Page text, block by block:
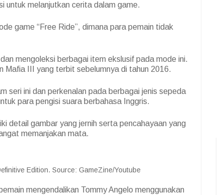
untuk melanjutkan cerita dalam game.
game “Free Ride”, dimana para pemain tidak
mengoleksi berbagai item ekslusif pada mode ini.
Mafia III yang terbit sebelumnya di tahun 2016.
seri ini dan perkenalan pada berbagai jenis sepeda
para pengisi suara berbahasa Inggris.
detail gambar yang jernih serta pencahayaan yang
memanjakan mata.
Edition. Source: GameZine/Youtube
mengendalikan Tommy Angelo menggunakan